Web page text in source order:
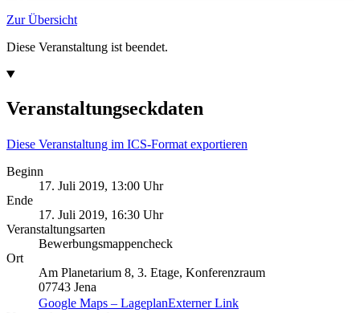
Zur Übersicht
Diese Veranstaltung ist beendet.
Veranstaltungseckdaten
Diese Veranstaltung im ICS-Format exportieren
Beginn
17. Juli 2019, 13:00 Uhr
Ende
17. Juli 2019, 16:30 Uhr
Veranstaltungsarten
Bewerbungsmappencheck
Ort
Am Planetarium 8, 3. Etage, Konferenzraum
07743 Jena
Google Maps – LageplanExterner Link